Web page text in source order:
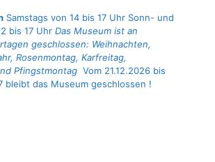
Samstags von 14 bis 17 Uhr Sonn- und
bis 17 Uhr Das Museum ist an
geschlossen: Weihnachten,
Rosenmontag, Karfreitag,
Pfingstmontag Vom 21.12.2026 bis
bleibt das Museum geschlossen !